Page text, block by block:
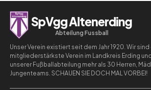
SpVgg Altenerding
Abteilung Fussball
Unser Verein existiert seit dem Jahr 1920. Wir
mitgliederstärkste Verein im Landkreis Erding
unserer Fußballabteilung mehr als 30 Herren,
Jungenteams. SCHAUEN SIE DOCH MAL VORBEI!